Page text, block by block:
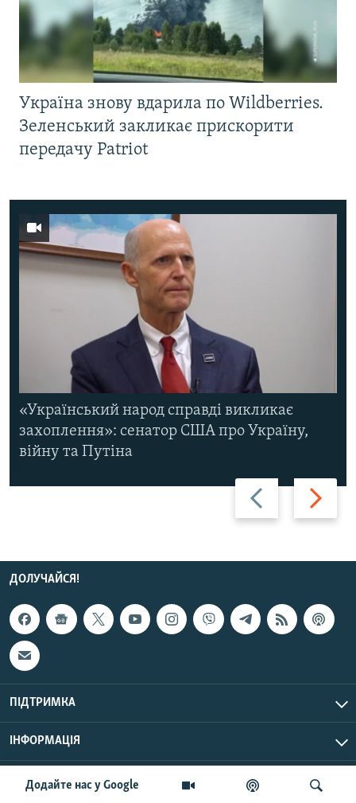
Додайте нас у Google
Україна знову вдарила по Wildberries.
Зеленський закликає прискорити
передачу Patriot
Назад Вперед
«Український народ справді викликає
захоплення»: сенатор США про Україну,
війну та Путіна
ДОЛУЧАЙСЯ!
ПІДТРИМКА
ІНФОРМАЦІЯ
© Радіо Свобода, 2026 | Усі права застережено.
UTC+3